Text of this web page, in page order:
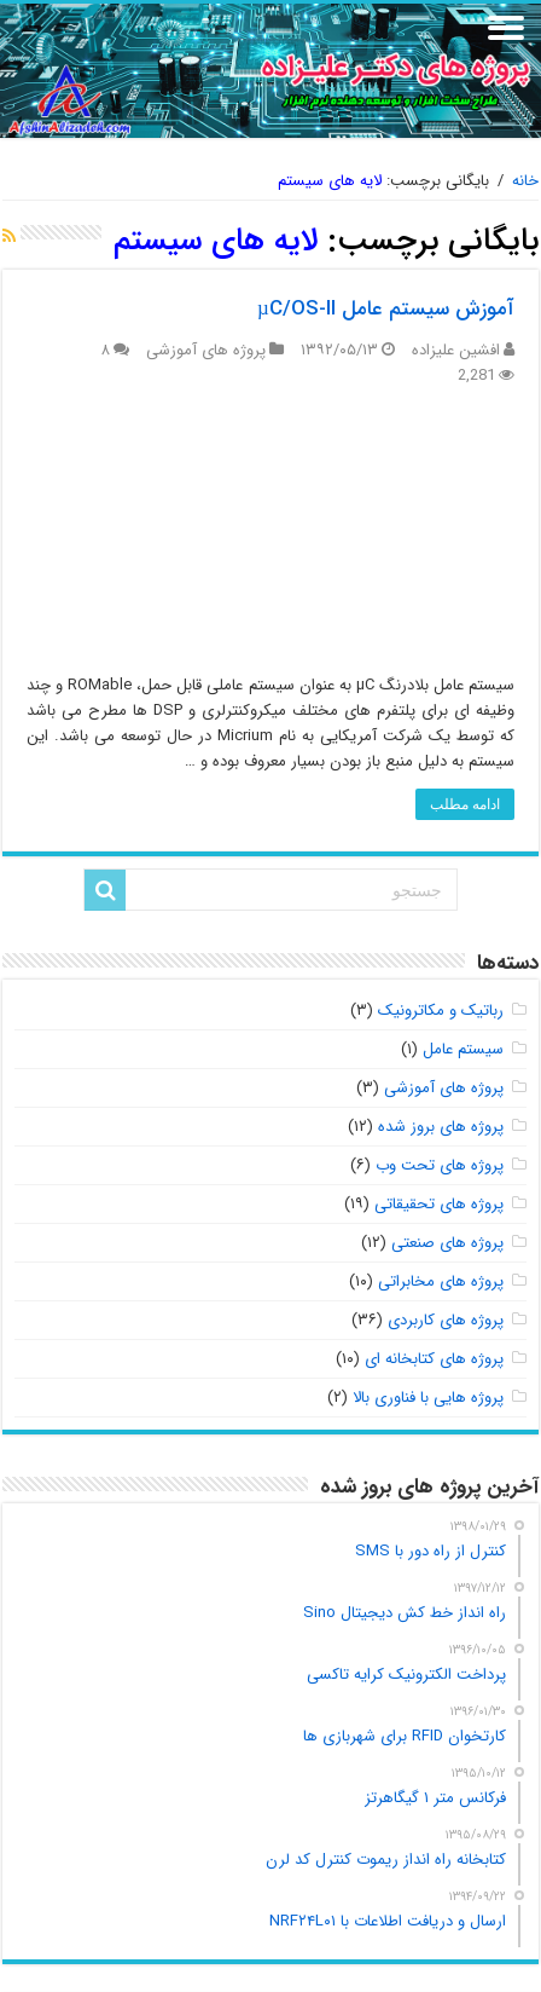
خانه / بایگانی برچسب:لایه های سیستم
بایگانی برچسب:لایه های سیستم
آموزش سیستم عامل µC/OS-II
افشین علیزاده ۱۳۹۲/۰۵/۱۳ پروژه های آموزشی
۸
2,281
سیستم عامل بلادرنگ µC به عنوان سیستم عاملی قابل حمل، ROMable و چند
وظیفه ای برای پلتفرم های مختلف میکروکنترلری و DSP ها مطرح می باشد
که توسط یک شرکت آمریکایی به نام Micrium در حال توسعه می باشد. این
سیستم به دلیل منبع باز بودن بسیار معروف بوده و …
ادامه مطلب
دسته‌ها
رباتیک و مکاترونیک (۳)
سیستم عامل (۱)
پروژه های آموزشی (۳)
پروژه های بروز شده (۱۲)
پروژه های تحت وب (۶)
پروژه های تحقیقاتی (۱۹)
پروژه های صنعتی (۱۲)
پروژه های مخابراتی (۱۰)
پروژه های کاربردی (۳۶)
پروژه های کتابخانه ای (۱۰)
پروژه هایی با فناوری بالا (۲)
آخرین پروژه های بروز شده
۱۳۹۸/۰۱/۲۹
کنترل از راه دور با SMS
۱۳۹۷/۱۲/۱۲
راه انداز خط کش دیجیتال Sino
۱۳۹۶/۱۰/۰۵
پرداخت الکترونیک کرایه تاکسی
۱۳۹۶/۰۱/۳۰
کارتخوان RFID برای شهربازی ها
۱۳۹۵/۱۰/۱۲
فرکانس متر ۱ گیگاهرتز
۱۳۹۵/۰۸/۲۹
کتابخانه راه انداز ریموت کنترل کد لرن
۱۳۹۴/۰۹/۲۲
ارسال و دریافت اطلاعات با NRF۲۴L۰۱